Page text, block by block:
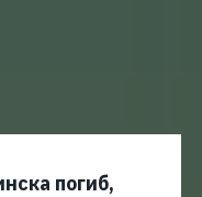
погиб,